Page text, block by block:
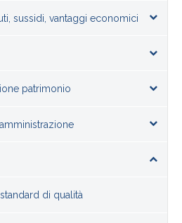
sussidi, vantaggi economici
patrimonio
di qualità